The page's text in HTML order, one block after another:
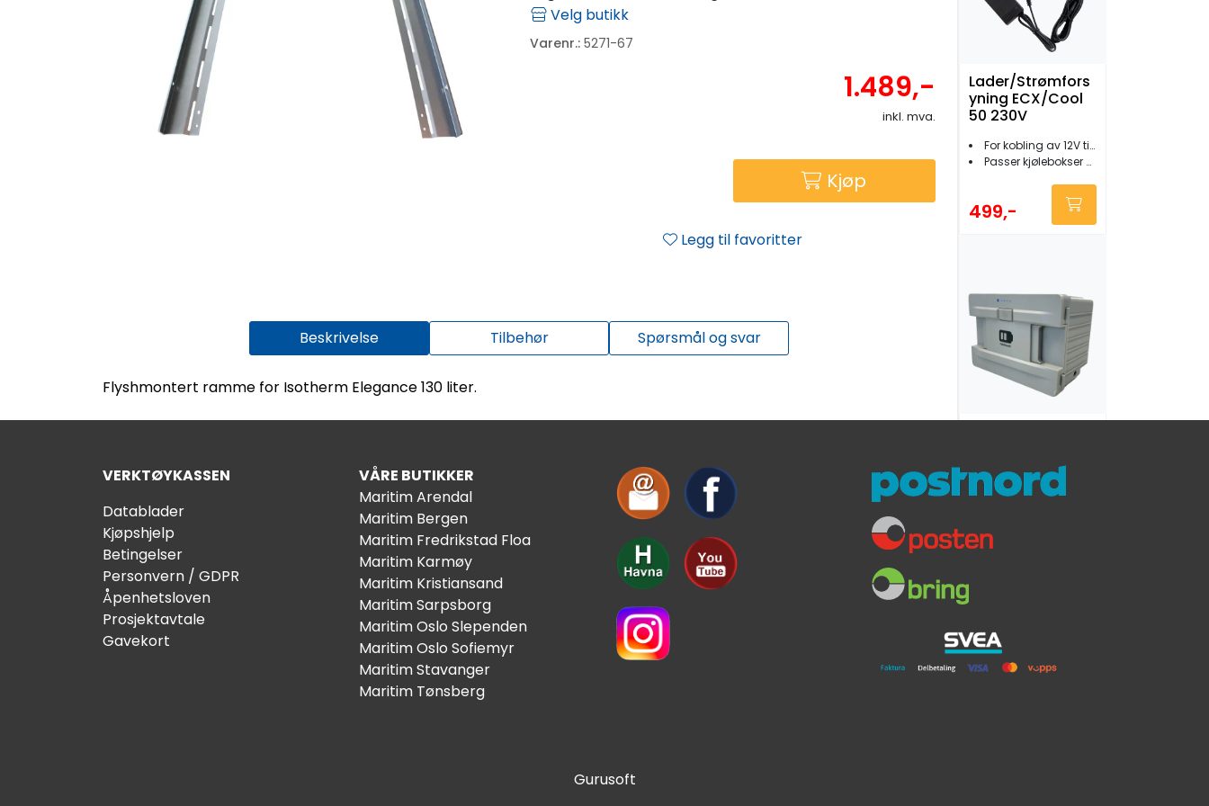
Velg butikk
Varenr.: 5271-67
1.489,-
inkl. mva.
Kjøp
Legg til favoritter
Beskrivelse Tilbehør Spørsmål og svar
Flyshmontert ramme for Isotherm Elegance 130 liter.
Lader/Strømfors
yning ECX/Cool
50 230V
For kobling av 12V til 220V
Passer kjølebokser CF45/ECX30/Cool50
499,-
15600mAh til
Ocean Comfort
Batteri til ECX30PRO
VERKTØYKASSEN
Datablader
Kjøpshjelp
Betingelser
Personvern / GDPR
Åpenhetsloven
Prosjektavtale
Gavekort
VÅRE BUTIKKER
Maritim Arendal
Maritim Bergen
Maritim Fredrikstad Floa
Maritim Karmøy
Maritim Kristiansand
Maritim Sarpsborg
Maritim Oslo Slependen
Maritim Oslo Sofiemyr
Maritim Stavanger
Maritim Tønsberg
Gurusoft